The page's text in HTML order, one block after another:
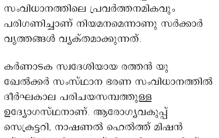
സംവിധാനത്തിലെ പ്രവർത്തനമികവും
പരിഗണിച്ചാണ് നിയമനമെന്നാണു സർക്കാർ
വൃത്തങ്ങൾ വ്യക്തമാക്കുന്നത്.
കർണാടക സ്വദേശിയായ രത്തൻ യു
ഖേൽക്കർ സംസ്ഥാന ഭരണ സംവിധാനത്തിൽ
ദീർഘകാല പരിചയസമ്പത്തുള്ള
ഉദ്യോഗസ്ഥനാണ്. ആരോഗ്യവകുപ്പ്
സെക്രട്ടറി, നാഷണൽ ഹെൽത്ത് മിഷൻ